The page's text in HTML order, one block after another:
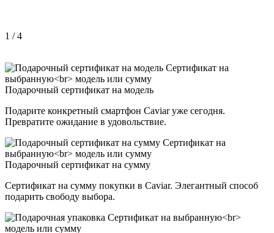
1 / 4
Подарочный сертификат на модель
Подарите конкретный смартфон Caviar уже сегодня.
Превратите ожидание в удовольствие.
Подарочный сертификат на сумму
Сертификат на сумму покупки в Caviar. Элегантный способ
подарить свободу выбора.